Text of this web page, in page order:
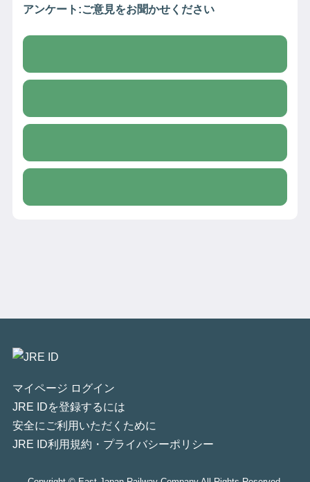
アンケート:ご意見をお聞かせください
マイページ ログイン
JRE IDを登録するには
安全にご利用いただくために
JRE ID利用規約・プライバシーポリシー